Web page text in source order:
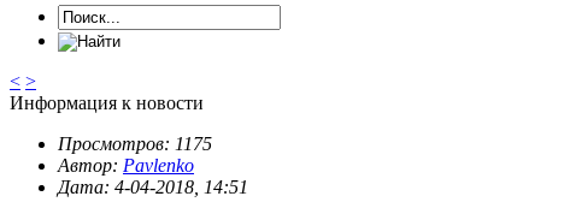
< >
Информация к новости
Просмотров: 1175
Автор: Pavlenko
Дата: 4-04-2018, 14:51